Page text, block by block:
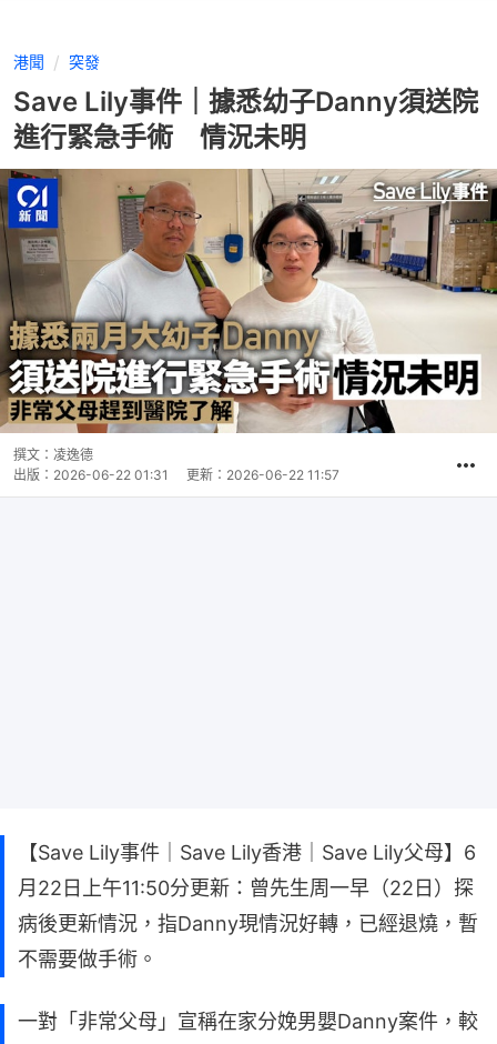
港聞 突發
Save Lily事件｜據悉幼子Danny須送院
進行緊急手術 情況未明
撰文： 凌逸德
出版： 2026-06-22 01:31 更新： 2026-06-22 11:57
【Save Lily事件｜Save Lily香港｜Save Lily父母】6
月22日上午11:50分更新：曾先生周一早（22日）探
病後更新情況，指Danny現情況好轉，已經退燒，暫
不需要做手術。
一對「非常父母」宣稱在家分娩男嬰Danny案件，較